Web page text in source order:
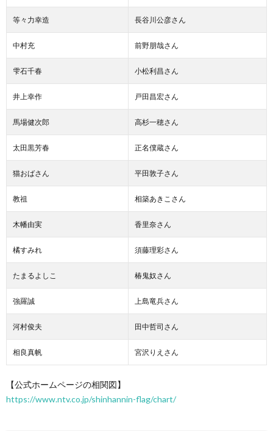
等々力幸造 長谷川公彦さん
中村充 前野朋哉さん
雫石千春 小松利昌さん
井上幸作 戸田昌宏さん
馬場健次郎 高杉一穂さん
太田黒芳春 正名僕蔵さん
猫おばさん 平田敦子さん
教祖 相築あきこさん
木幡由実 香里奈さん
橘すみれ 須藤理彩さん
たまるよしこ 椿鬼奴さん
強羅誠 上島竜兵さん
河村俊夫 田中哲司さん
相良真帆 宮沢りえさん
【公式ホームページの相関図】
https://www.ntv.co.jp/shinhannin-flag/chart/